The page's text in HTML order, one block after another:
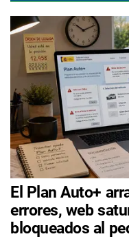
El Plan Auto+
errores, web
bloqueados al